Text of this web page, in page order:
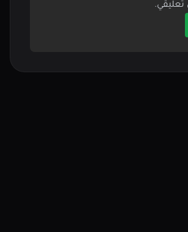
تعليقي.